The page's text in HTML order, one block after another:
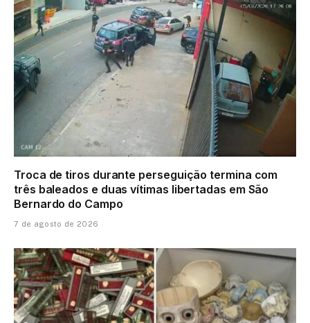
Troca de tiros durante perseguição termina com
três baleados e duas vítimas libertadas em São
Bernardo do Campo
7 de agosto de 2026